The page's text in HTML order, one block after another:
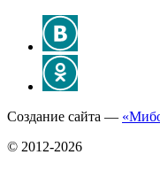
Создание сайта —
© 2012-2026